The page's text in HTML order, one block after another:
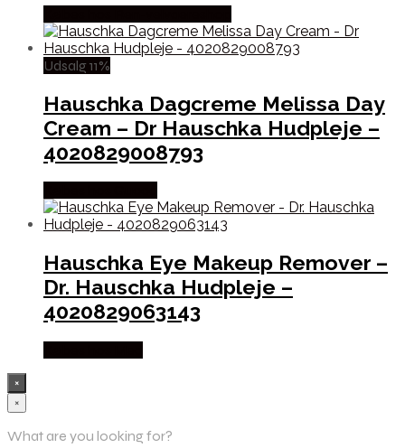
Udsalg 11%
Hauschka Dagcreme Melissa Day
Cream – Dr Hauschka Hudpleje –
4020829008793
Hauschka Eye Makeup Remover –
Dr. Hauschka Hudpleje –
4020829063143
×
×
What are you looking for?